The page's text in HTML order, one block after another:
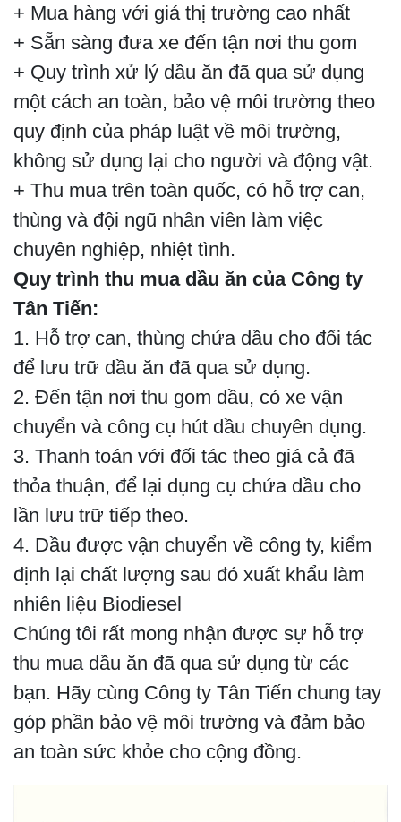
+ Mua hàng với giá thị trường cao nhất
+ Sẵn sàng đưa xe đến tận nơi thu gom
+ Quy trình xử lý dầu ăn đã qua sử dụng
một cách an toàn, bảo vệ môi trường theo
quy định của pháp luật về môi trường,
không sử dụng lại cho người và động vật.
+ Thu mua trên toàn quốc, có hỗ trợ can,
thùng và đội ngũ nhân viên làm việc
chuyên nghiệp, nhiệt tình.
Quy trình thu mua dầu ăn của Công ty
Tân Tiến:
1. Hỗ trợ can, thùng chứa dầu cho đối tác
để lưu trữ dầu ăn đã qua sử dụng.
2. Đến tận nơi thu gom dầu, có xe vận
chuyển và công cụ hút dầu chuyên dụng.
3. Thanh toán với đối tác theo giá cả đã
thỏa thuận, để lại dụng cụ chứa dầu cho
lần lưu trữ tiếp theo.
4. Dầu được vận chuyển về công ty, kiểm
định lại chất lượng sau đó xuất khẩu làm
nhiên liệu Biodiesel
Chúng tôi rất mong nhận được sự hỗ trợ
thu mua dầu ăn đã qua sử dụng từ các
bạn. Hãy cùng Công ty Tân Tiến chung tay
góp phần bảo vệ môi trường và đảm bảo
an toàn sức khỏe cho cộng đồng.